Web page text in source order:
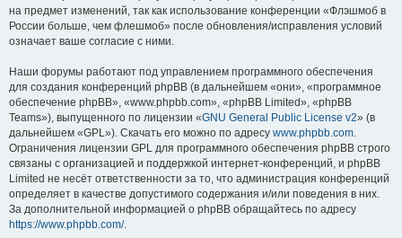
на предмет изменений, так как использование конференции «Флэшмоб в
России больше, чем флешмоб» после обновления/исправления условий
означает ваше согласие с ними.
Наши форумы работают под управлением программного обеспечения
для создания конференций phpBB (в дальнейшем «они», «программное
обеспечение phpBB», «www.phpbb.com», «phpBB Limited», «phpBB
Teams»), выпущенного по лицензии «GNU General Public License v2» (в
дальнейшем «GPL»). Скачать его можно по адресу www.phpbb.com.
Ограничения лицензии GPL для программного обеспечения phpBB строго
связаны с организацией и поддержкой интернет-конференций, и phpBB
Limited не несёт ответственности за то, что администрация конференций
определяет в качестве допустимого содержания и/или поведения в них.
За дополнительной информацией о phpBB обращайтесь по адресу
https://www.phpbb.com/.